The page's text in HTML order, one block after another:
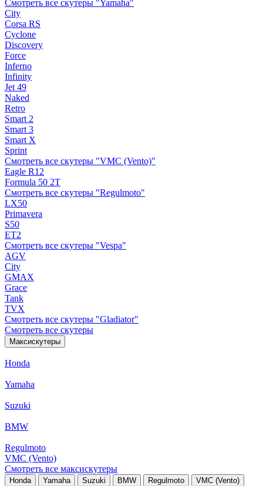
Смотреть все скутеры "Yamaha"
City
Corsa RS
Cyclone
Discovery
Force
Inferno
Infinity
Jet 49
Naked
Retro
Smart 2
Smart 3
Smart X
Sprint
Смотреть все скутеры "VMC (Vento)"
Eagle R12
Formula 50 2Т
Смотреть все скутеры "Regulmoto"
LX50
Primavera
S50
ET2
Смотреть все скутеры "Vespa"
AGV
City
GMAX
Grace
Tank
TVX
Смотреть все скутеры "Gladiator"
Смотреть все скутеры
Максискутеры
Honda
Yamaha
Suzuki
BMW
Regulmoto
VMC (Vento)
Смотреть все максискутеры
Honda Yamaha Suzuki BMW Regulmoto VMC (Vento)